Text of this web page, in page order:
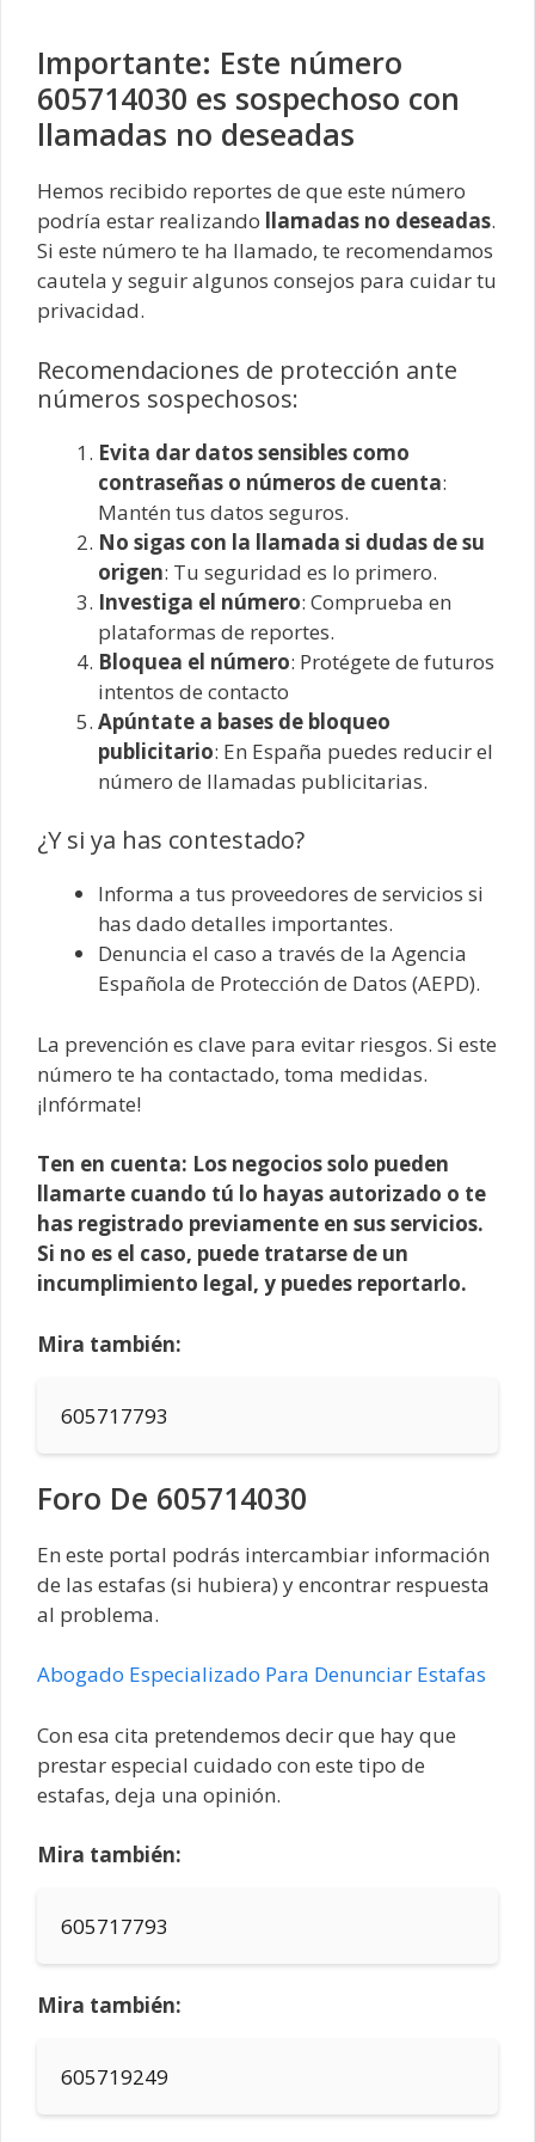
Importante: Este número
605714030 es sospechoso con
llamadas no deseadas
Hemos recibido reportes de que este número
podría estar realizando llamadas no deseadas.
Si este número te ha llamado, te recomendamos
cautela y seguir algunos consejos para cuidar tu
privacidad.
Recomendaciones de protección ante
números sospechosos:
Evita dar datos sensibles como
contraseñas o números de cuenta:
Mantén tus datos seguros.
No sigas con la llamada si dudas de su
origen: Tu seguridad es lo primero.
Investiga el número: Comprueba en
plataformas de reportes.
Bloquea el número: Protégete de futuros
intentos de contacto
Apúntate a bases de bloqueo
publicitario: En España puedes reducir el
número de llamadas publicitarias.
¿Y si ya has contestado?
Informa a tus proveedores de servicios si
has dado detalles importantes.
Denuncia el caso a través de la Agencia
Española de Protección de Datos (AEPD).
La prevención es clave para evitar riesgos. Si este
número te ha contactado, toma medidas.
¡Infórmate!
Ten en cuenta: Los negocios solo pueden
llamarte cuando tú lo hayas autorizado o te
has registrado previamente en sus servicios.
Si no es el caso, puede tratarse de un
incumplimiento legal, y puedes reportarlo.
Mira también:
605717793
Foro De 605714030
En este portal podrás intercambiar información
de las estafas (si hubiera) y encontrar respuesta
al problema.
Abogado Especializado Para Denunciar Estafas
Con esa cita pretendemos decir que hay que
prestar especial cuidado con este tipo de
estafas, deja una opinión.
Mira también:
605717793
Mira también:
605719249